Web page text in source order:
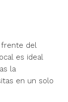
frente del
es ideal
la
en un solo